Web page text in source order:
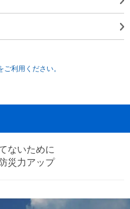
利用ください。
ないために
災力アップ